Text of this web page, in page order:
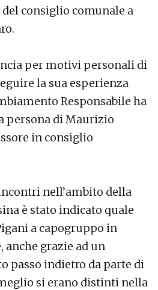
consiglio comunale a
per motivi personali di
la sua esperienza
Responsabile ha
persona di Maurizio
in consiglio
nell’ambito della
è stato indicato quale
a capogruppo in
anche grazie ad un
passo indietro da parte di
si erano distinti nella